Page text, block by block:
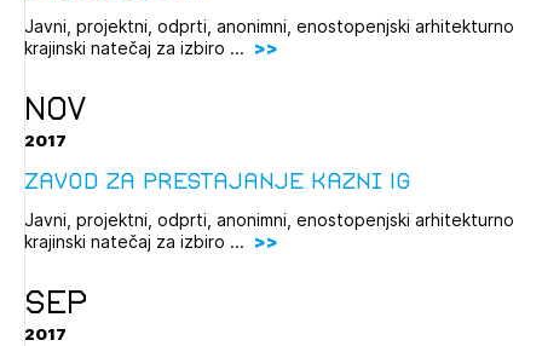
Javni, projektni, odprti, anonimni, enostopenjski arhitekturno
krajinski natečaj za izbiro ...
NOV
2017
Zavod za prestajanje kazni Ig
Javni, projektni, odprti, anonimni, enostopenjski arhitekturno
krajinski natečaj za izbiro ...
SEP
2017
NAPREJ